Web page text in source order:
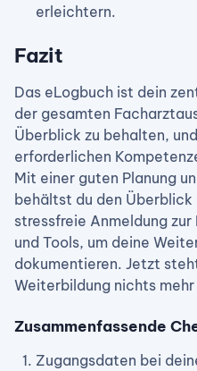
erleichtern.
Fazit
Das eLogbuch ist dein
der gesamten
Überblick zu behalten,
erforderlichen
Mit einer guten Planung
behältst du den Überblick
stressfreie Anmeldung
und Tools, um deine
dokumentieren. Jetzt
Weiterbildung nichts mehr
Zusammenfassende
Zugangsdaten bei